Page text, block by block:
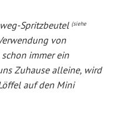
Spritzbeutel (siehe
von
immer ein
Zuhause alleine, wird
auf den Mini